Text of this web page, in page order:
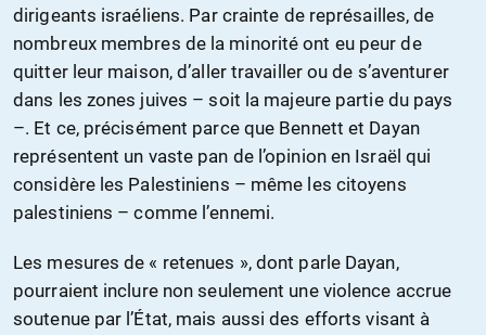
dirigeants israéliens. Par crainte de représailles, de
nombreux membres de la minorité ont eu peur de
quitter leur maison, d’aller travailler ou de s’aventurer
dans les zones juives – soit la majeure partie du pays
–. Et ce, précisément parce que Bennett et Dayan
représentent un vaste pan de l’opinion en Israël qui
considère les Palestiniens – même les citoyens
palestiniens – comme l’ennemi.
Les mesures de « retenues », dont parle Dayan,
pourraient inclure non seulement une violence accrue
soutenue par l’État, mais aussi des efforts visant à